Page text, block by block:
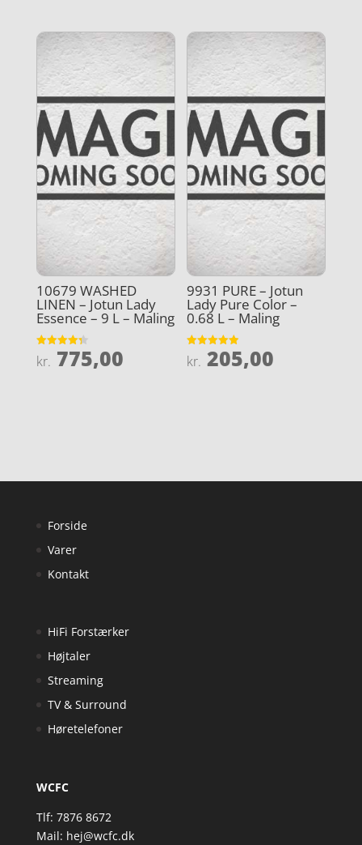
10679 WASHED
LINEN – Jotun Lady
Essence – 9 L – Maling
Vurderet
4.3
kr. 775,00
9931 PURE – Jotun
Lady Pure Color –
0.68 L – Maling
Vurderet
4.9
kr. 205,00
Forside
Varer
Kontakt
HiFi Forstærker
Højtaler
Streaming
TV & Surround
Høretelefoner
WCFC
Tlf: 7876 8672
Mail: hej@wcfc.dk